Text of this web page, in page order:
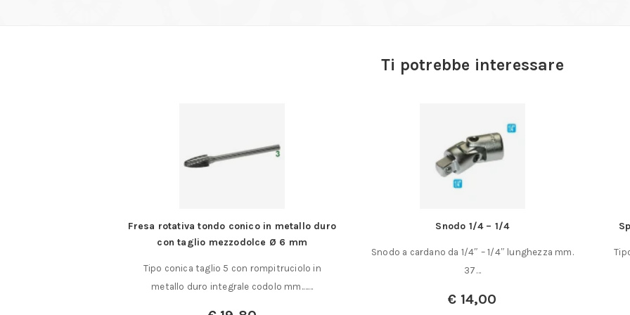
Ti potrebbe interessare
Snodo 1/4 – 1/4
37…
Spazzola a disco con fili in acciaio HSS
Tipo a disco, a fascia stretta, con possibilita?
di uso anche accoppiato……
A partire da:€20,50
Il